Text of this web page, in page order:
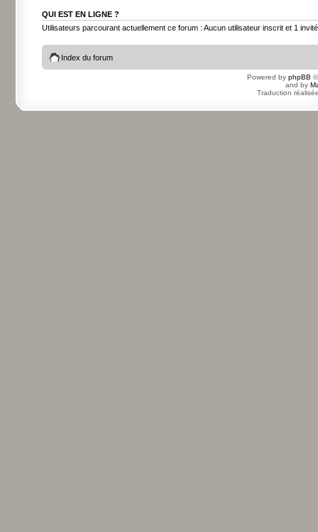
QUI EST EN LIGNE ?
Utilisateurs parcourant actuellement ce forum : Aucun utilisateur inscrit et 1 invité
Index du forum
Powered by phpBB
and by
Traduction